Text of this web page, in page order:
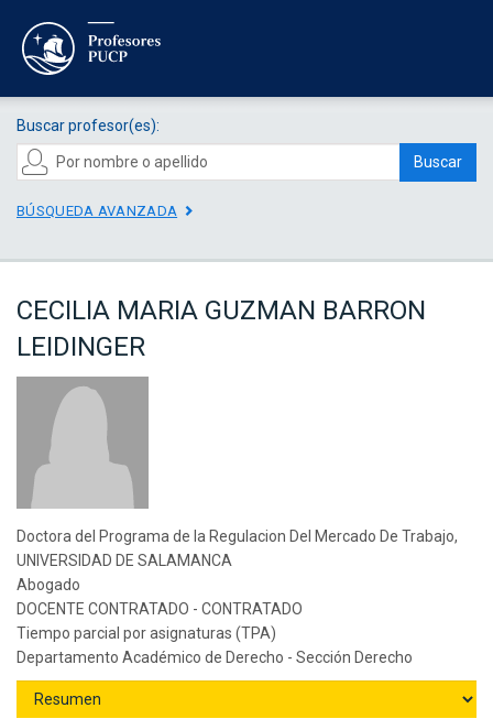
Buscar profesor(es):
Buscar
BÚSQUEDA AVANZADA
CECILIA MARIA GUZMAN BARRON
LEIDINGER
Doctora del Programa de la Regulacion Del Mercado De Trabajo,
UNIVERSIDAD DE SALAMANCA
Abogado
DOCENTE CONTRATADO - CONTRATADO
Tiempo parcial por asignaturas (TPA)
Departamento Académico de Derecho - Sección Derecho